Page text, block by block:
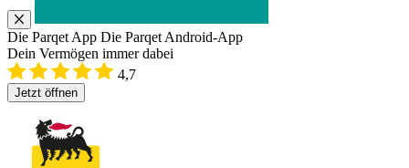
Die Parqet App Die Parqet Android-App
Dein Vermögen immer dabei
4,7
Jetzt öffnen